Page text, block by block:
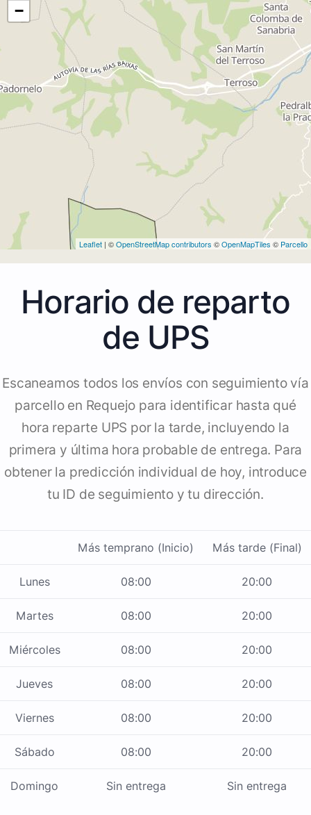
−
Leaflet | ©OpenStreetMap contributors ©OpenMapTiles © Parcello
Horario de reparto
de UPS
Escaneamos todos los envíos con seguimiento vía
parcello en Requejo para identificar hasta qué
hora reparte UPS por la tarde, incluyendo la
primera y última hora probable de entrega. Para
obtener la predicción individual de hoy, introduce
tu ID de seguimiento y tu dirección.
Más temprano (Inicio) Más tarde (Final)
Lunes 08:00 20:00
Martes 08:00 20:00
Miércoles 08:00 20:00
Jueves 08:00 20:00
Viernes 08:00 20:00
Sábado 08:00 20:00
Domingo Sin entrega Sin entrega